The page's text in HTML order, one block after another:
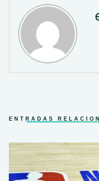
ENTRADAS